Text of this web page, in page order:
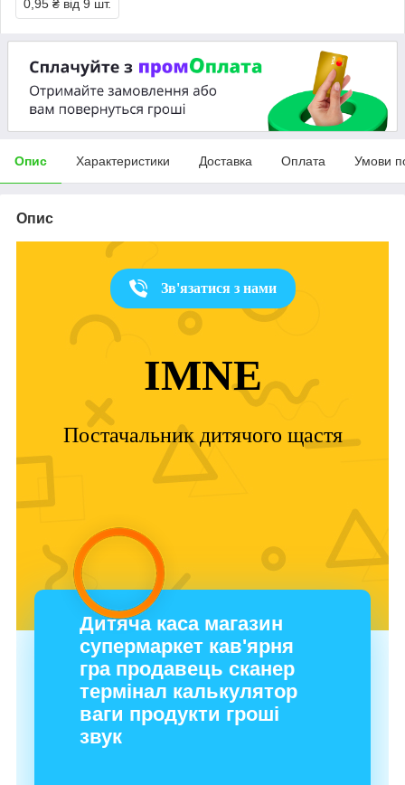
0,95 ₴ від 9 шт.
Опис Характеристики Доставка Оплата Умови
Опис
Зв'язатися з нами
IMNE
Постачальник дитячого щастя
Дитяча каса магазин
супермаркет кав'ярня
гра продавець сканер
термінал калькулятор
ваги продукти гроші
звук